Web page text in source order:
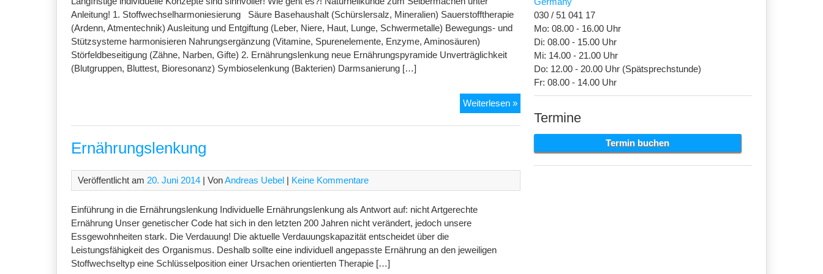
Anleitung! 1. Stoffwechselharmoniesierung Säure Basehaushalt (Schürslersalz, Mineralien) Sauerstofftherapie
(Ardenn, Atmentechnik) Ausleitung und Entgiftung (Leber, Niere, Haut, Lunge, Schwermetalle) Bewegungs- und
Stützsysteme harmonisieren Nahrungsergänzung (Vitamine, Spurenelemente, Enzyme, Aminosäuren)
Störfeldbeseitigung (Zähne, Narben, Gifte) 2. Ernährungslenkung neue Ernährungspyramide Unverträglichkeit
(Blutgruppen, Bluttest, Bioresonanz) Symbioselenkung (Bakterien) Darmsanierung […]
Weiterlesen »Ernährungskonzept
Ernährungslenkung
Veröffentlicht am 20. Juni 2014 | VonAndreas Uebel | Keine Kommentare
Einführung in die Ernährungslenkung Individuelle Ernährungslenkung als Antwort auf: nicht Artgerechte
Ernährung Unser genetischer Code hat sich in den letzten 200 Jahren nicht verändert, jedoch unsere
Essgewohnheiten stark. Die Verdauung! Die aktuelle Verdauungskapazität entscheidet über die
Leistungsfähigkeit des Organismus. Deshalb sollte eine individuell angepasste Ernährung an den jeweiligen
Stoffwechseltyp eine Schlüsselposition einer Ursachen orientierten Therapie […]
030 / 51 041 17
Mo: 08.00 - 16.00 Uhr
Di: 08.00 - 15.00 Uhr
Mi: 14.00 - 21.00 Uhr
Do: 12.00 - 20.00 Uhr (Spätsprechstunde)
Fr: 08.00 - 14.00 Uhr
Termine
Termin buchen